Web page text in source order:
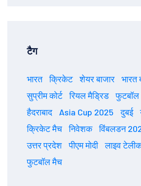
टैग
भारत क्रिकेट शेयर बाजार
भारत
सुप्रीम कोर्ट
रियल मैड्रिड फुटबॉल
हैदराबाद
Asia Cup 2025 दुबई
क्रिकेट मैच
निवेशक विंबलडन
उत्तर प्रदेश
पीएम मोदी
लाइव
फुटबॉल मैच